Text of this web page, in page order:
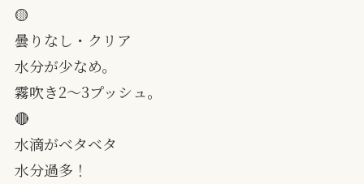
🟡
曇りなし・クリア
水分が少なめ。
霧吹き2〜3プッシュ。
🔴
水滴がベタベタ
水分過多！